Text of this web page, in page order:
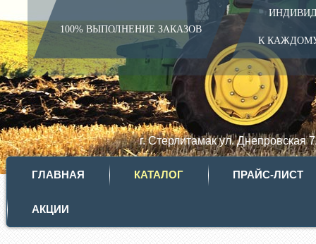
100% ВЫПОЛНЕНИЕ ЗАКАЗОВ
К
г. Стерлитамак ул. Днепровская
ГЛАВНАЯ КАТАЛОГ ПРАЙС-ЛИСТ
АКЦИИ